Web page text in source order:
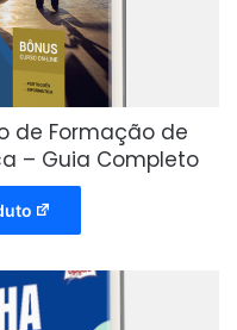
de Formação de
– Guia Completo